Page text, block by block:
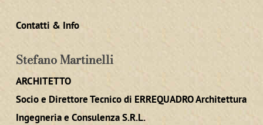
Contatti & Info
Stefano Martinelli
ARCHITETTO
Socio e Direttore Tecnico di ERREQUADRO Architettura
Ingegneria e Consulenza S.R.L.